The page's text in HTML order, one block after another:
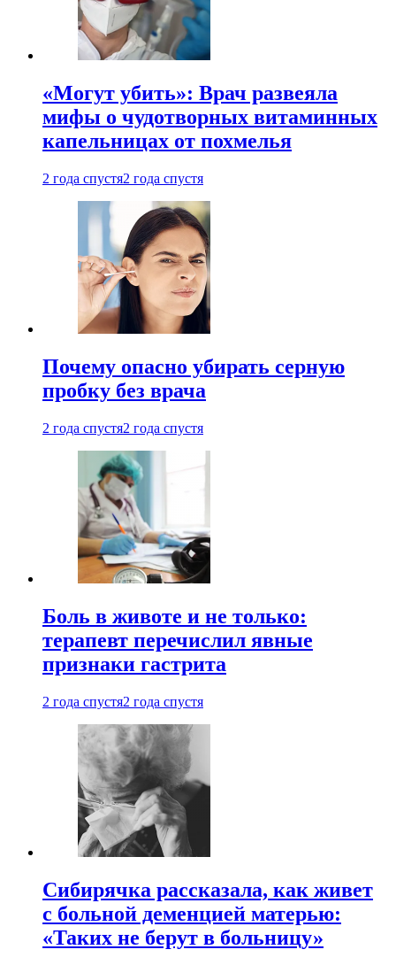
«Могут убить»: Врач развеяла
мифы о чудотворных витаминных
капельницах от похмелья
2 года спустя2 года спустя
Почему опасно убирать серную
пробку без врача
2 года спустя2 года спустя
Боль в животе и не только:
терапевт перечислил явные
признаки гастрита
2 года спустя2 года спустя
Сибирячка рассказала, как живет
с больной деменцией матерью:
«Таких не берут в больницу»